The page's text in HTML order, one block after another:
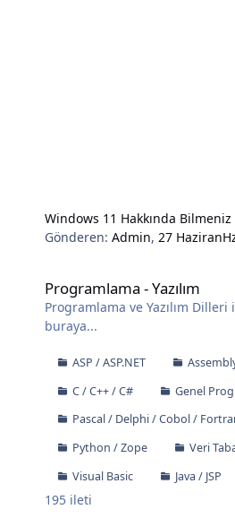
Windows 11 Hakkında
Gönderen:Admin, 27 Haziran
Programlama - Yazılım
Programlama ve Yazılım
buraya...
ASP / ASP.NET
C / C++ / C#
Genel
Pascal / Delphi / Cobol /
Python / Zope
Veri
Visual Basic
Java / JSP
195 ileti